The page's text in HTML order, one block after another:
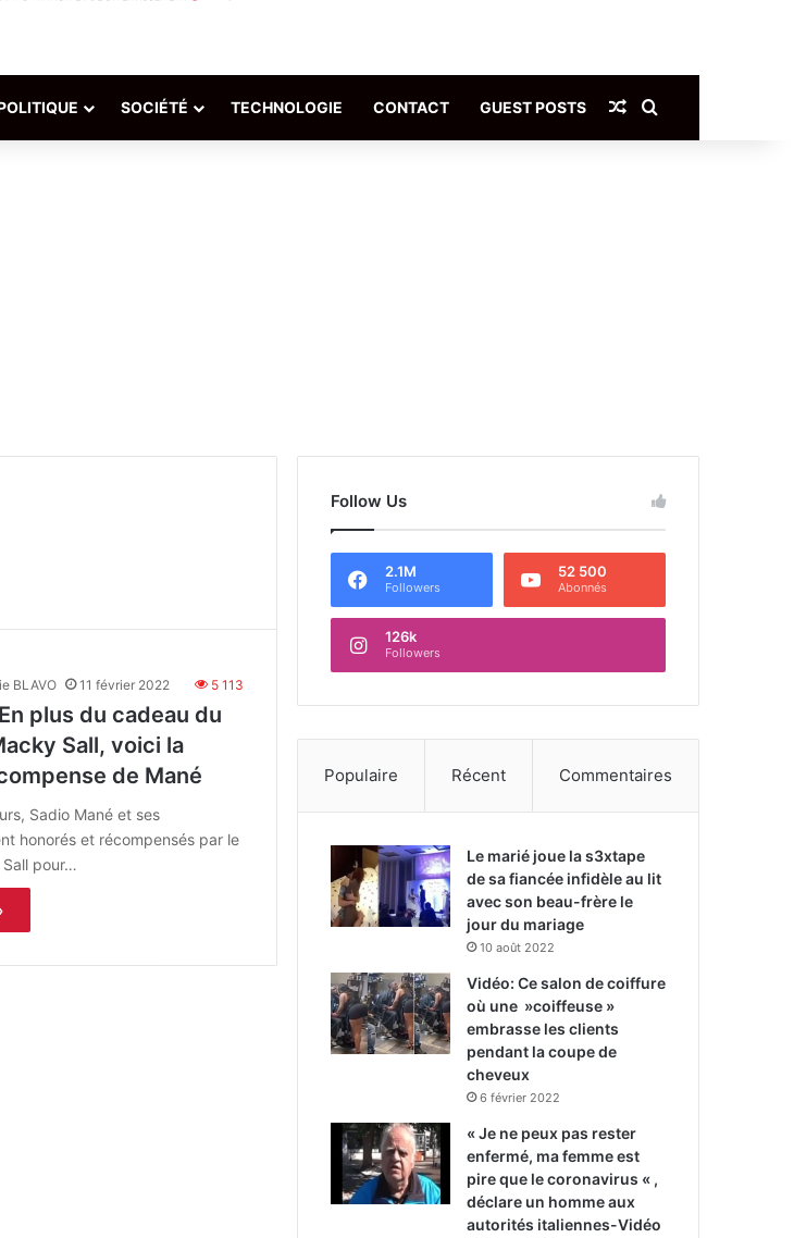
SOCIÉTÉ TECHNOLOGIE CONTACT GUEST POSTS Article Aléatoire
BLAVO 11 février 2022 5 113
plus du cadeau du
Sall, voici la
de Mané
Sadio Mané et ses
honorés et récompensés par le
pour…
Follow Us
2.1M
Followers
52 500
Abonnés
126k
Followers
Populaire Récent Commentaires
Le marié joue la s3xtape
de sa fiancée infidèle au lit
avec son beau-frère le
jour du mariage
10 août 2022
Vidéo: Ce salon de coiffure
où une »coiffeuse »
embrasse les clients
pendant la coupe de
cheveux
6 février 2022
« Je ne peux pas rester
enfermé, ma femme est
pire que le coronavirus « ,
déclare un homme aux
autorités italiennes-Vidéo